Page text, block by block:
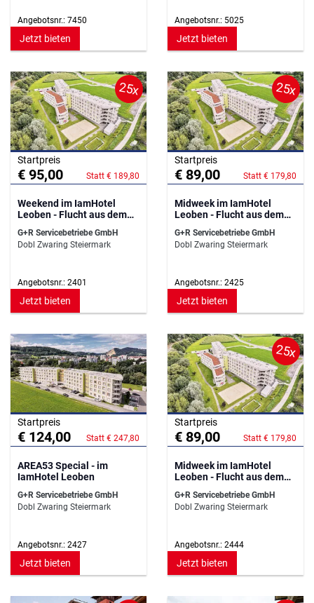
Angebotsnr.: 7450
Jetzt bieten
Angebotsnr.: 5025
Jetzt bieten
25x
Startpreis
€ 95,00 Statt € 189,80
Weekend im IamHotel
Leoben - Flucht aus dem
G+R Servicebetriebe GmbH
Dobl Zwaring Steiermark
Angebotsnr.: 2401
Jetzt bieten
25x
Startpreis
€ 89,00 Statt € 179,80
Midweek im IamHotel
Leoben - Flucht aus dem
G+R Servicebetriebe GmbH
Dobl Zwaring Steiermark
Angebotsnr.: 2425
Jetzt bieten
Startpreis
€ 124,00 Statt € 247,80
AREA53 Special - im
IamHotel Leoben
G+R Servicebetriebe GmbH
Dobl Zwaring Steiermark
Angebotsnr.: 2427
Jetzt bieten
25x
Startpreis
€ 89,00 Statt € 179,80
Midweek im IamHotel
Leoben - Flucht aus dem
G+R Servicebetriebe GmbH
Dobl Zwaring Steiermark
Angebotsnr.: 2444
Jetzt bieten